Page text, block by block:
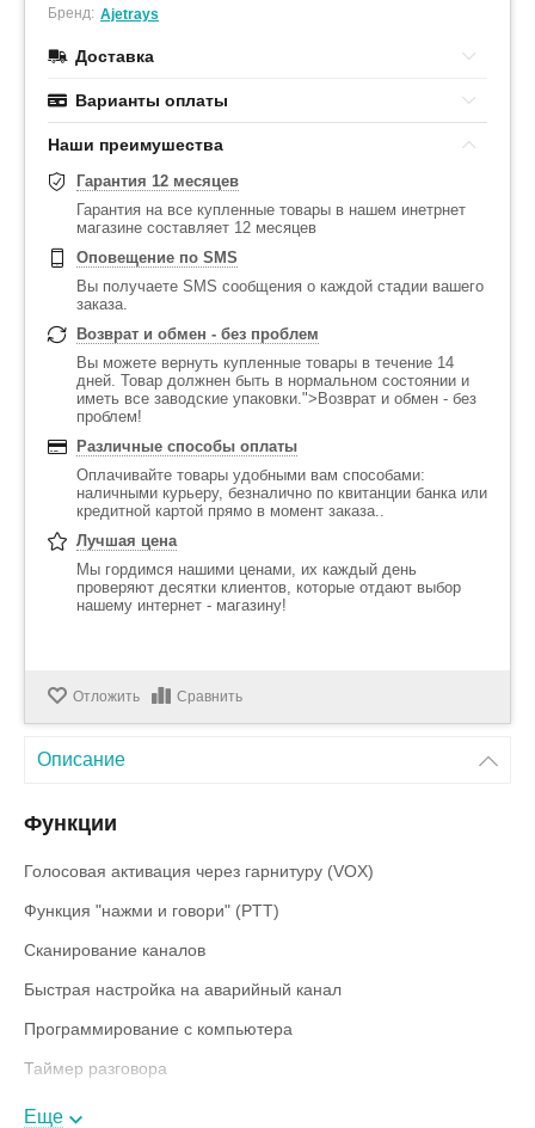
Бренд: Ajetrays
Доставка
Варианты оплаты
Наши преимушества
Гарантия 12 месяцев
Гарантия на все купленные товары в нашем инетрнет
магазине составляет 12 месяцев
Оповещение по SMS
Вы получаете SMS сообщения о каждой стадии вашего
заказа.
Возврат и обмен - без проблем
Вы можете вернуть купленные товары в течение 14
дней. Товар должнен быть в нормальном состоянии и
иметь все заводские упаковки.">Возврат и обмен - без
проблем!
Различные способы оплаты
Оплачивайте товары удобными вам способами:
наличными курьеру, безналично по квитанции банка или
кредитной картой прямо в момент заказа..
Лучшая цена
Мы гордимся нашими ценами, их каждый день
проверяют десятки клиентов, которые отдают выбор
нашему интернет - магазину!
Отложить Сравнить
Описание
Функции
Голосовая активация через гарнитуру (VOX)
Функция "нажми и говори" (PTT)
Сканирование каналов
Быстрая настройка на аварийный канал
Программирование с компьютера
Таймер разговора
Скремблер
Еще